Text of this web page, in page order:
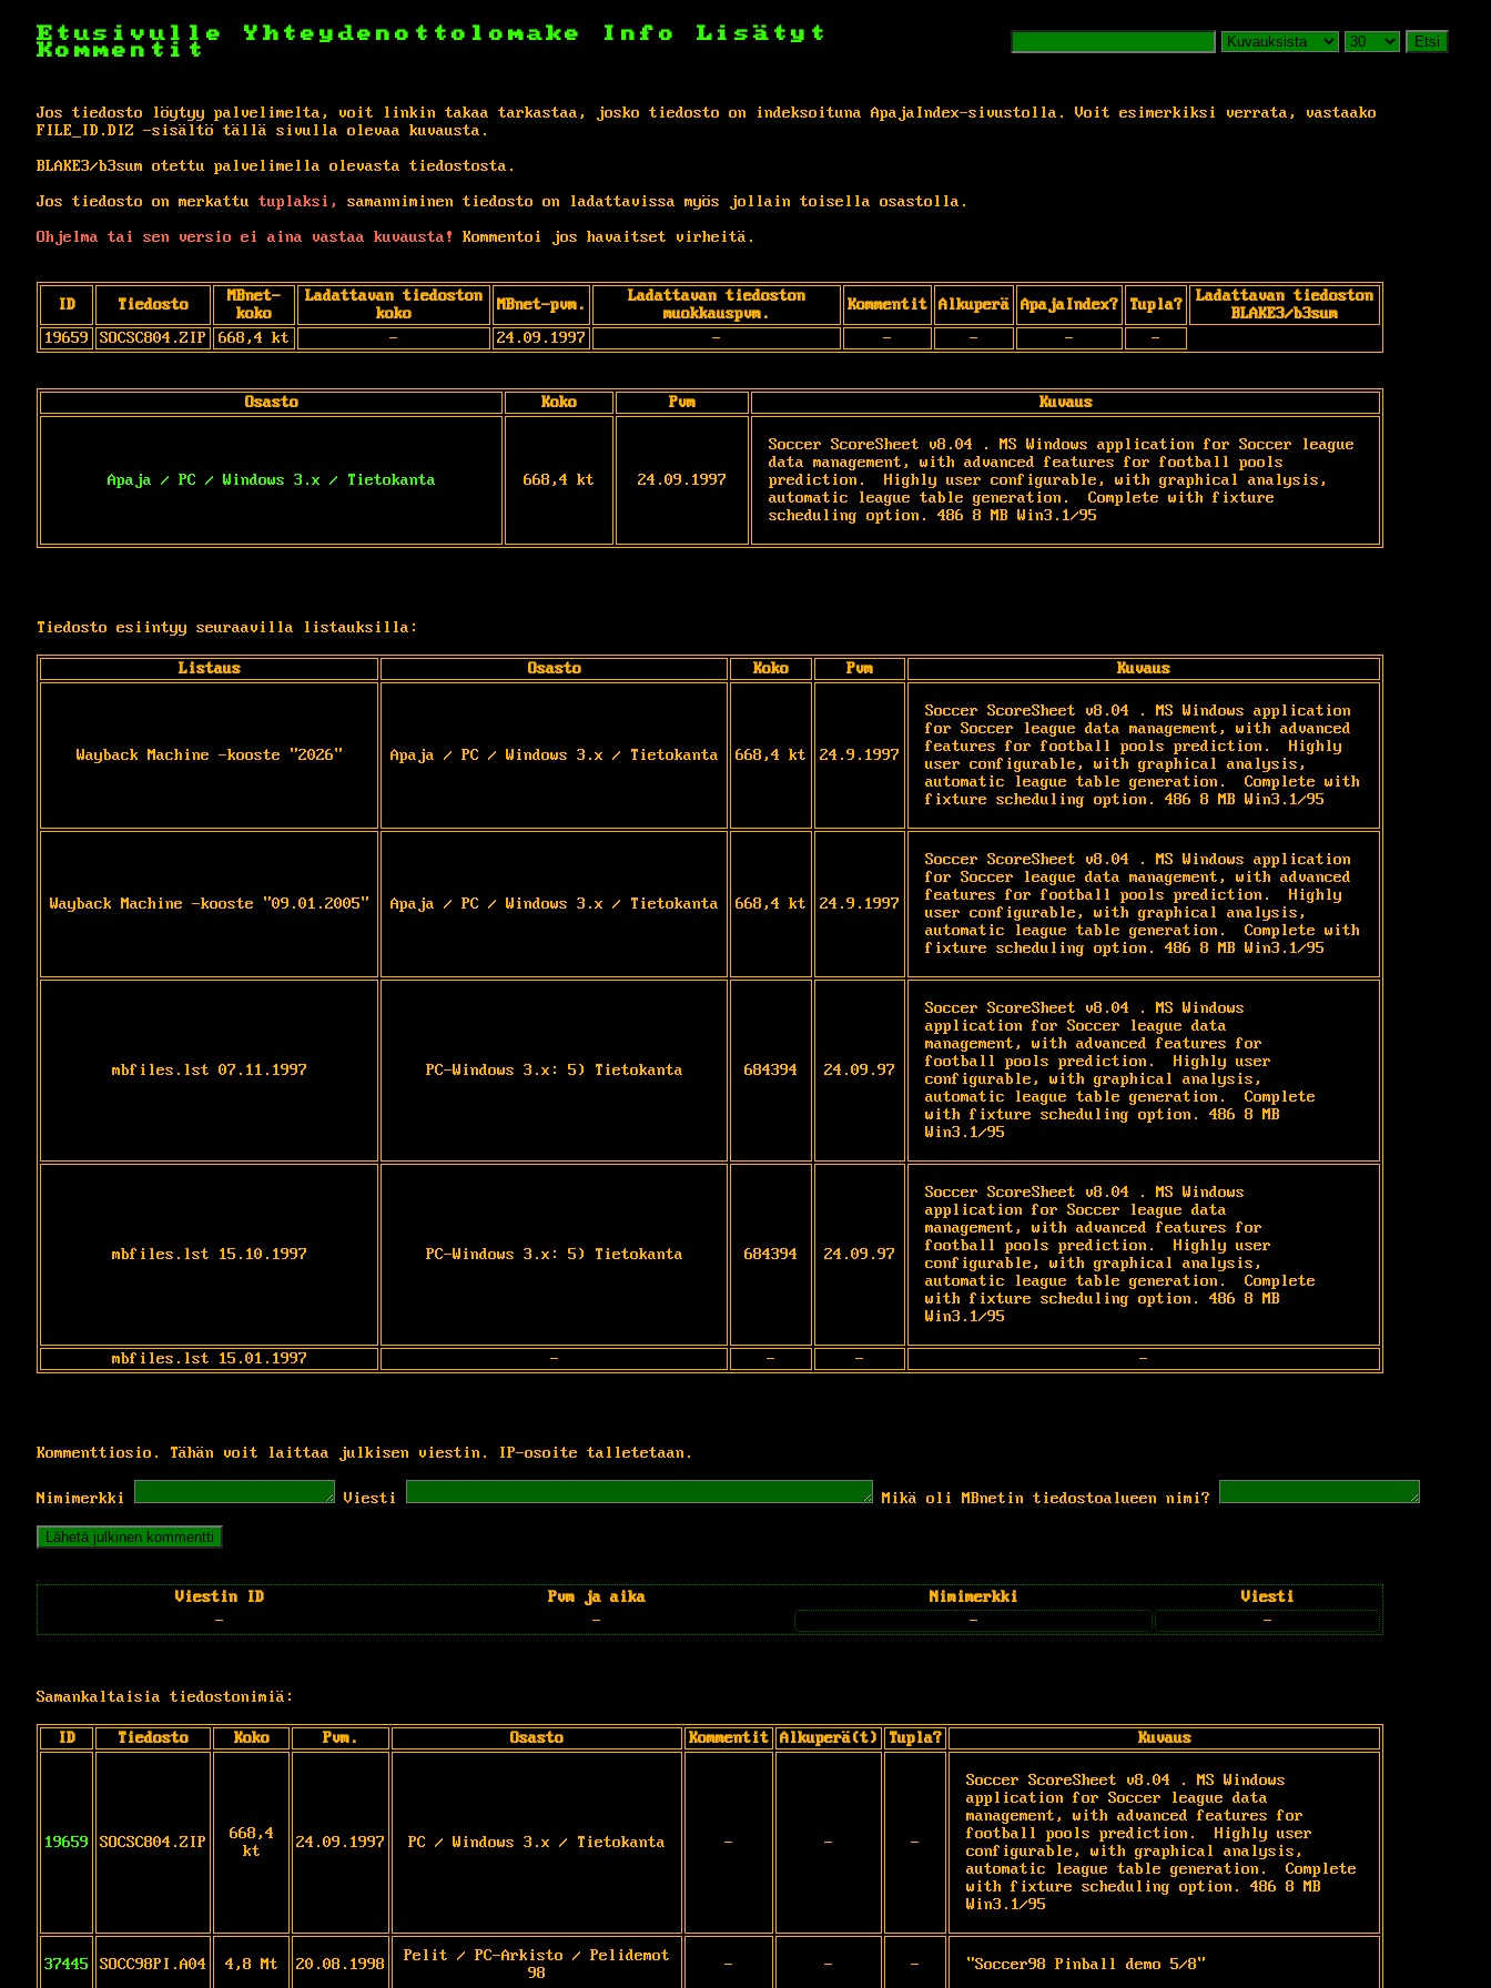
Etusivulle Yhteydenottolomake Info
Lisätyt
Kommentit
Etsi
Jos tiedosto löytyy palvelimelta, voit linkin takaa tarkastaa, josko tiedosto on indeksoituna ApajaIndex-sivustolla. Voit esimerkiksi verrata, vastaako
FILE_ID.DIZ -sisältö tällä sivulla olevaa kuvausta.
BLAKE3/b3sum otettu palvelimella olevasta tiedostosta.
Jos tiedosto on merkattu tuplaksi,
samanniminen tiedosto on ladattavissa myös jollain toisella osastolla.
Ohjelma tai sen versio ei aina vastaa kuvausta!
Kommentoi jos havaitset virheitä.
ID Tiedosto
MBnet-
koko
Ladattavan tiedoston
koko
MBnet-pvm.
Ladattavan tiedoston
muokkauspvm.
Kommentit Alkuperä ApajaIndex? Tupla?
Ladattavan tiedoston
BLAKE3/b3sum
19659
SOCSC804.ZIP 668,4 kt - 24.09.1997 - - - - -
Osasto Koko Pvm Kuvaus
Apaja / PC / Windows 3.x / Tietokanta 668,4 kt 24.09.1997
Soccer ScoreSheet v8.04
. MS Windows application for Soccer league
data management, with advanced features for football pools
prediction.  Highly user configurable, with graphical analysis,
automatic league table generation.  Complete with fixture
scheduling option. 486 8 MB Win3.1/95
Tiedosto esiintyy seuraavilla listauksilla:
Listaus Osasto Koko Pvm Kuvaus
Wayback Machine -kooste "2026" Apaja / PC / Windows 3.x / Tietokanta 668,4 kt 24.9.1997
Soccer ScoreSheet v8.04
. MS Windows application
for Soccer league data management, with advanced
features for football pools prediction.  Highly
user configurable, with graphical analysis,
automatic league table generation.  Complete with
fixture scheduling option. 486 8 MB Win3.1/95
Wayback Machine -kooste "09.01.2005" Apaja / PC / Windows 3.x / Tietokanta 668,4 kt 24.9.1997
Soccer ScoreSheet v8.04
. MS Windows application
for Soccer league data management, with advanced
features for football pools prediction.  Highly
user configurable, with graphical analysis,
automatic league table generation.  Complete with
fixture scheduling option. 486 8 MB Win3.1/95
mbfiles.lst 07.11.1997 PC-Windows 3.x: 5) Tietokanta 684394 24.09.97
Soccer ScoreSheet v8.04
. MS Windows
application for Soccer league data
management, with advanced features for
football pools prediction.  Highly user
configurable, with graphical analysis,
automatic league table generation.  Complete
with fixture scheduling option. 486 8 MB
Win3.1/95
mbfiles.lst 15.10.1997 PC-Windows 3.x: 5) Tietokanta 684394 24.09.97
Soccer ScoreSheet v8.04
. MS Windows
application for Soccer league data
management, with advanced features for
football pools prediction.  Highly user
configurable, with graphical analysis,
automatic league table generation.  Complete
with fixture scheduling option. 486 8 MB
Win3.1/95
mbfiles.lst 15.01.1997 - - - -
Kommenttiosio. Tähän voit laittaa julkisen viestin. IP-osoite talletetaan.
Nimimerkki Viesti Mikä oli MBnetin tiedostoalueen nimi?
Viestin ID Pvm ja aika Nimimerkki
Viesti
-
- - -
Samankaltaisia tiedostonimiä:
ID Tiedosto Koko Pvm. Osasto Kommentit Alkuperä(t) Tupla? Kuvaus
19659 SOCSC804.ZIP
668,4
kt
24.09.1997 PC / Windows 3.x / Tietokanta - - -
Soccer ScoreSheet v8.04
. MS Windows
application for Soccer league data
management, with advanced features for
football pools prediction.  Highly user
configurable, with graphical analysis,
automatic league table generation.  Complete
with fixture scheduling option. 486 8 MB
Win3.1/95
37445 SOCC98PI.A04 4,8 Mt 20.08.1998
Pelit / PC-Arkisto / Pelidemot
98
- - - "Soccer98 Pinball demo 5/8"